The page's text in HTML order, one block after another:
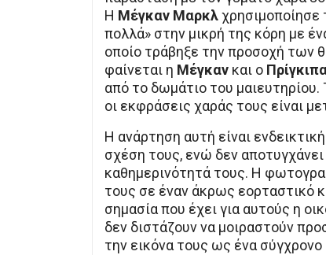
Η Μέγκαν Μαρκλχρησιμοποίησε
πολλά» στην μικρή της κόρη με
οποίο τράβηξε την προσοχή των
φαίνεται η Μέγκαν και ο
από το δωμάτιο του
οι εκφράσεις χαράς τους είναι
Η ανάρτηση αυτή είναι
σχέση τους, ενώ δεν
καθημερινότητά τους. Η
τους σε έναν άκρως εορταστικό
σημασία που έχει για αυτούς η
δεν διστάζουν να μοιραστούν
την εικόνα τους ως ένα σύγχρονο